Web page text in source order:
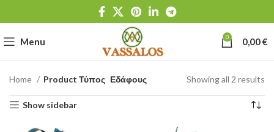
Menu 0 0,00€
Home Product Τύπος Εδάφους Showing all 2 results
Show sidebar